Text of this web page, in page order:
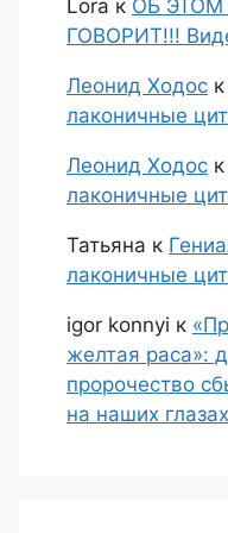
Lora к ОБ
ГОВОРИТ!!!
Леонид Ходос к
лаконичные
Леонид Ходос к
лаконичные
Татьяна к
лаконичные
igor konnyi к
желтая раса»:
пророчество
на наших глазах